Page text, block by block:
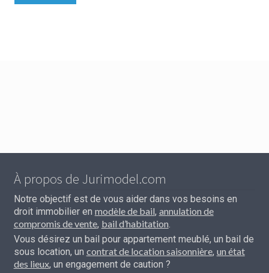
À propos de Jurimodel.com
Notre objectif est de vous aider dans vos besoins en
droit immobilier en modèle de bail, annulation de
compromis de vente, bail d’habitation.
Vous désirez un bail pour appartement meublé, un bail de
sous location, un contrat de location saisonnière, un état
des lieux, un engagement de caution ?